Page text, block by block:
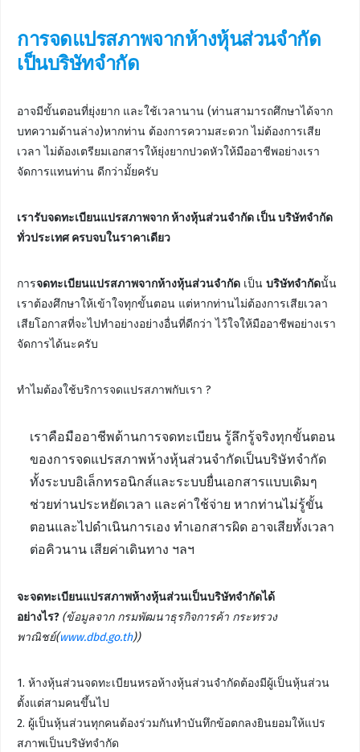
การจดแปรสภาพจากห้างหุ้นส่วนจำกัด
เป็นบริษัทจำกัด
อาจมีขั้นตอนที่ยุ่งยาก และใช้เวลานาน (ท่านสามารถศึกษาได้จาก
บทความด้านล่าง)หากท่าน ต้องการความสะดวก ไม่ต้องการเสีย
เวลา ไม่ต้องเตรียมเอกสารให้ยุ่งยากปวดหัวให้มืออาชีพอย่างเรา
จัดการแทนท่าน ดีกว่ามั้ยครับ
เรารับจดทะเบียนแปรสภาพจาก ห้างหุ้นส่วนจำกัด เป็น บริษัทจำกัด
ทั่วประเทศ ครบจบในราคาเดียว
การจดทะเบียนแปรสภาพจากห้างหุ้นส่วนจำกัด เป็น บริษัทจำกัดนั้น
เราต้องศึกษาให้เข้าใจทุกขั้นตอน แต่หากท่านไม่ต้องการเสียเวลา
เสียโอกาสที่จะไปทำอย่างอย่างอื่นที่ดีกว่า ไว้ใจให้มืออาชีพอย่างเรา
จัดการได้นะครับ
ทำไมต้องใช้บริการจดแปรสภาพกับเรา ?
เราคือมืออาชีพด้านการจดทะเบียน รู้ลึกรู้จริงทุกขั้นตอน
ของการจดแปรสภาพห้างหุ้นส่วนจำกัดเป็นบริษัทจำกัด
ทั้งระบบอิเล็กทรอนิกส์และระบบยื่นเอกสารแบบเดิมๆ
ช่วยท่านประหยัดเวลา และค่าใช้จ่าย หากท่านไม่รู้ขั้น
ตอนและไปดำเนินการเอง ทำเอกสารผิด อาจเสียทั้งเวลา
ต่อคิวนาน เสียค่าเดินทาง ฯลฯ
จะจดทะเบียนแปรสภาพห้างหุ้นส่วนเป็นบริษัทจำกัดได้
อย่างไร? (ข้อมูลจาก กรมพัฒนาธุรกิจการค้า กระทรวง
พาณิชย์(www.dbd.go.th))
1. ห้างหุ้นส่วนจดทะเบียนหรอห้างหุ้นส่วนจำกัดต้องมีผู้เป็นหุ้นส่วน
ตั้งแต่สามคนขึ้นไป
2. ผู้เป็นหุ้นส่วนทุกคนต้องร่วมกันทำบันทึกข้อตกลงยินยอมให้แปร
สภาพเป็นบริษัทจำกัด